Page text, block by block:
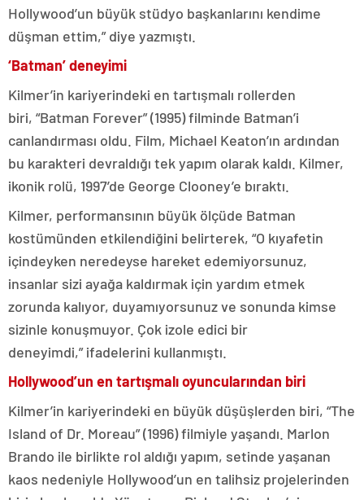
Hollywood’un büyük stüdyo başkanlarını kendime
düşman ettim,” diye yazmıştı.
‘Batman’ deneyimi
Kilmer’in kariyerindeki en tartışmalı rollerden
biri, “Batman Forever” (1995) filminde Batman’i
canlandırması oldu. Film, Michael Keaton’ın ardından
bu karakteri devraldığı tek yapım olarak kaldı. Kilmer,
ikonik rolü, 1997’de George Clooney’e bıraktı.
Kilmer, performansının büyük ölçüde Batman
kostümünden etkilendiğini belirterek, “O kıyafetin
içindeyken neredeyse hareket edemiyorsunuz,
insanlar sizi ayağa kaldırmak için yardım etmek
zorunda kalıyor, duyamıyorsunuz ve sonunda kimse
sizinle konuşmuyor. Çok izole edici bir
deneyimdi,” ifadelerini kullanmıştı.
Hollywood’un en tartışmalı oyuncularından biri
Kilmer’in kariyerindeki en büyük düşüşlerden biri, “The
Island of Dr. Moreau” (1996) filmiyle yaşandı. Marlon
Brando ile birlikte rol aldığı yapım, setinde yaşanan
kaos nedeniyle Hollywood’un en talihsiz projelerinden